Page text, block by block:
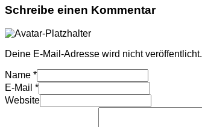
Schreibe einen Kommentar
Deine E-Mail-Adresse wird nicht veröffentlicht.
Name *
E-Mail *
Website